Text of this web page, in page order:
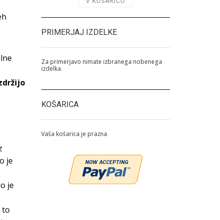
je
je
to
PRIMERJAJ IZDELKE
Za primerjavo nimate izbranega nobenega
izdelka.
KOŠARICA
Vaša košarica je prazna